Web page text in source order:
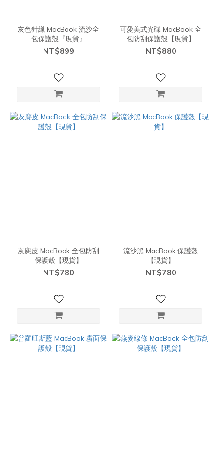
灰色針織 MacBook 流沙全
包保護殼『現貨』
NT$899
可愛美式光碟 MacBook 全
包防刮保護殼【現貨】
NT$880
灰麂皮 MacBook 全包防刮
保護殼【現貨】
NT$780
流沙黑 MacBook 保護殼
【現貨】
NT$780